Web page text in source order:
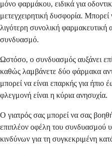
μόνο φαρμάκου, ειδικά για
μετεγχειρητική δυσφορία. Μπορεί
λιγότερη συνολική φαρμακευτική
συνδυασμό.
Ωστόσο, ο συνδυασμός αυξάνει
καθώς λαμβάνετε δύο φάρμακα
μπορεί να είναι επαρκής για ήπιο
φλεγμονή είναι η κύρια ανησυχία.
Ο γιατρός σας μπορεί να σας
επιπλέον οφέλη του συνδυασμού
κινδύνων για τη συγκεκριμένη